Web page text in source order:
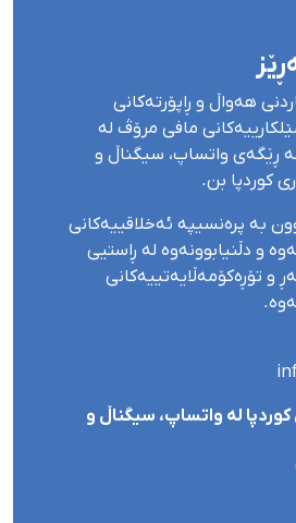
هەواڵ و ڕاپۆرتەکانی
مافی مرۆڤ لە
لە ڕێگەی واتساپ، سیگناڵ و
کوردپا بن.
بە پرەنسیپە ئەخلاقییەکانی
و دڵنیابوونەوە لە ڕاستیی
و تۆڕەکۆمەڵایەتییەکانی
لە واتساپ، سیگناڵ و